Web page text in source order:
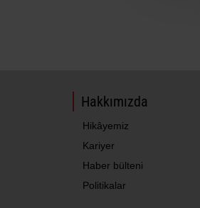
Hakkımızda
Hikâyemiz
Kariyer
Haber bülteni
Politikalar